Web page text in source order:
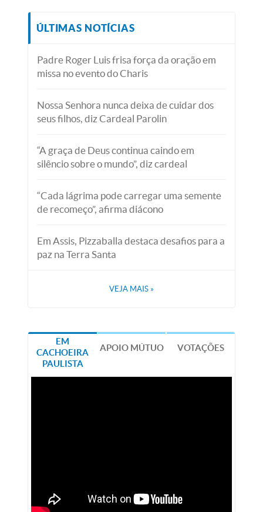
ÚLTIMAS NOTÍCIAS
Padre Roger Luis frisa força da oração em
missa no evento do Charis
Nossa Senhora nunca deixa de cuidar dos
seus filhos, diz Cardeal Parolin
“A graça de Deus continua caindo em
silêncio sobre o mundo”, diz cardeal
“Cada lágrima pode carregar uma semente
de recomeço”, afirma diácono
Em Assis, Pizzaballa destaca desafios para a
paz na Terra Santa
VEJA MAIS »
EM
CACHOEIRA
PAULISTA
APOIO MÚTUO VOTAÇÕES